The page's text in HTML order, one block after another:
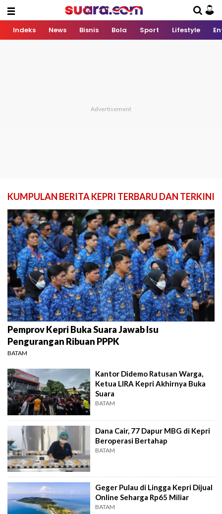
Indeks News Bisnis Bola Sport Lifestyle
KUMPULAN BERITA KEPRI TERBARU DAN TERKINI
Pemprov Kepri Buka Suara Jawab Isu
Pengurangan Ribuan PPPK
BATAM
Kantor Didemo Ratusan Warga,
Ketua LIRA Kepri Akhirnya Buka
Suara
BATAM
Dana Cair, 77 Dapur MBG di Kepri
Beroperasi Bertahap
BATAM
Geger Pulau di Lingga Kepri Dijual
Online Seharga Rp65 Miliar
BATAM